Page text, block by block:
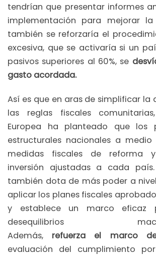
tendrían que presentar informes
implementación para mejorar la
también se reforzaría el
excesiva, que se activaría si un
pasivos superiores al 60%, se
gasto acordada.
Así es que en aras de simplificar
las reglas fiscales
Europea ha planteado que los
estructurales nacionales a medio
medidas fiscales de reforma
inversión ajustadas a cada
también dota de más poder a
aplicar los planes fiscales
y establece un marco eficaz
desequilibrios
Además, refuerza el marco
evaluación del cumplimiento